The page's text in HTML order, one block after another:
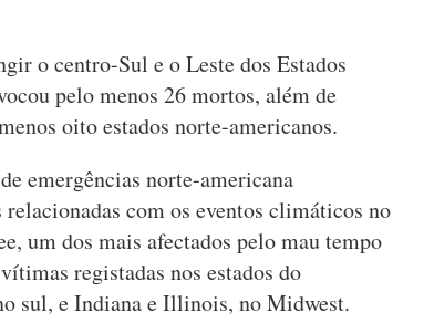
o centro-Sul e o Leste dos Estados
pelo menos 26 mortos, além de
oito estados norte-americanos.
emergências norte-americana
com os eventos climáticos no
um dos mais afectados pelo mau tempo
registadas nos estados do
sul, e Indiana e Illinois, no Midwest.